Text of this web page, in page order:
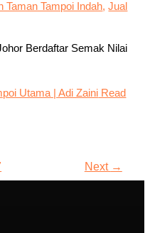
Taman Tampoi Indah,Jual
Berdaftar Semak Nilai
Utama | Adi Zaini Read
Next →